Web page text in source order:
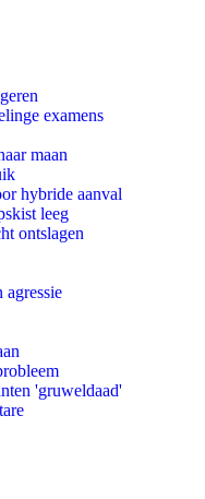
examens
maan
hybride aanval
leeg
ontslagen
'gruweldaad'